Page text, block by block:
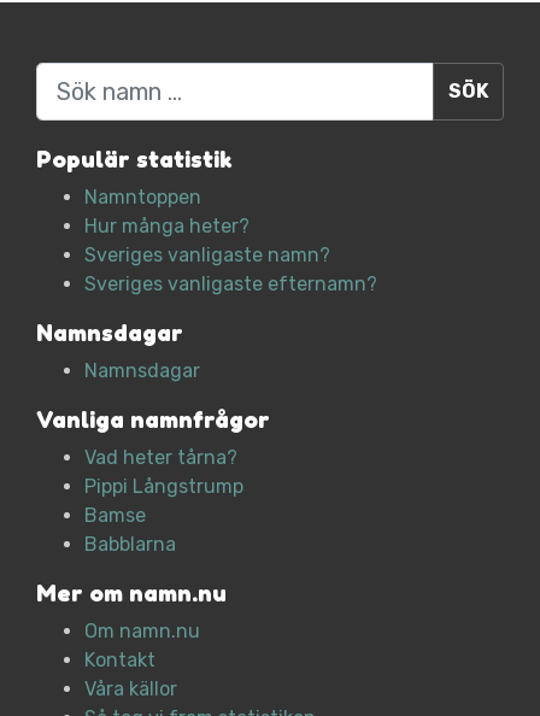
Sök
Populär statistik
Namntoppen
Hur många heter?
Sveriges vanligaste namn?
Sveriges vanligaste efternamn?
Namnsdagar
Namnsdagar
Vanliga namnfrågor
Vad heter tårna?
Pippi Långstrump
Bamse
Babblarna
Mer om namn.nu
Om namn.nu
Kontakt
Våra källor